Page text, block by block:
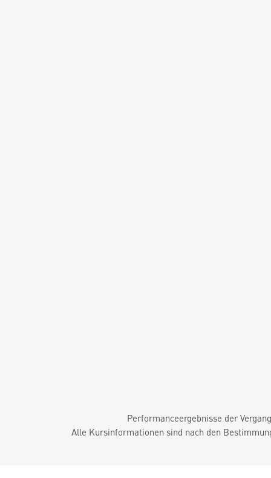
Performanceergebnisse der
Alle Kursinformationen sind nach den